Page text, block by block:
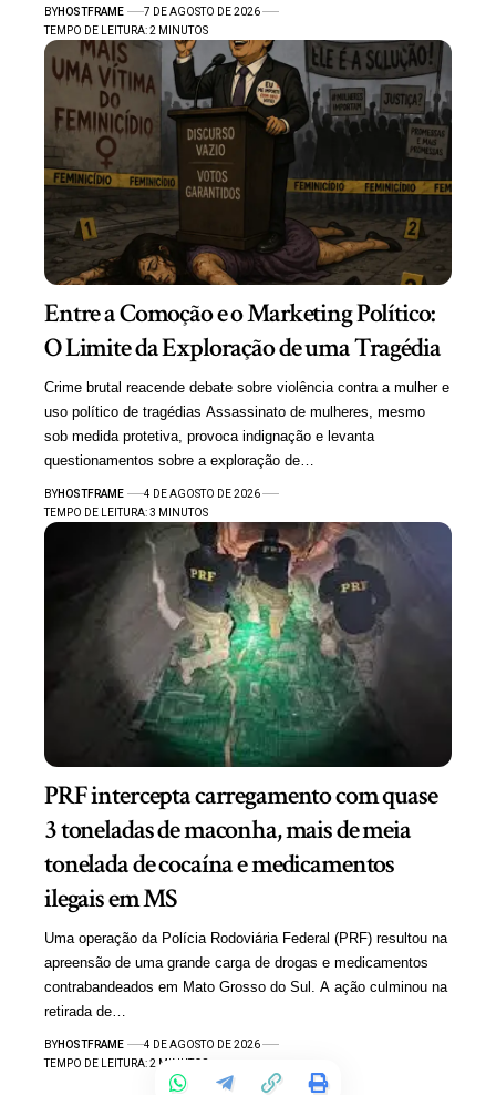
BYHOSTFRAME
7 DE AGOSTO DE 2026
TEMPO DE LEITURA: 2 MINUTOS
Entre a Comoção e o Marketing Político:
O Limite da Exploração de uma Tragédia
Crime brutal reacende debate sobre violência contra a mulher e
uso político de tragédias Assassinato de mulheres, mesmo
sob medida protetiva, provoca indignação e levanta
questionamentos sobre a exploração de…
BYHOSTFRAME
4 DE AGOSTO DE 2026
TEMPO DE LEITURA: 3 MINUTOS
PRF intercepta carregamento com quase
3 toneladas de maconha, mais de meia
tonelada de cocaína e medicamentos
ilegais em MS
Uma operação da Polícia Rodoviária Federal (PRF) resultou na
apreensão de uma grande carga de drogas e medicamentos
contrabandeados em Mato Grosso do Sul. A ação culminou na
retirada de…
BYHOSTFRAME
4 DE AGOSTO DE 2026
TEMPO DE LEITURA: 2 MINUTOS